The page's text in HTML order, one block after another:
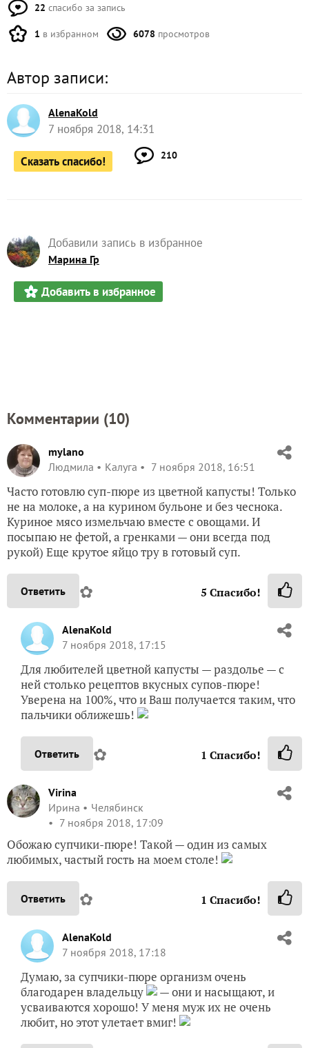
22 спасибо за запись
1 в избранном 6078 просмотров
Автор записи:
AlenaKold
7 ноября 2018, 14:31
Сказать спасибо! 210
Добавили запись в избранное
Марина Гр
Добавить в избранное
Комментарии (10)
mylano
Людмила
Калуга 7 ноября 2018, 16:51
Часто готовлю суп-пюре из цветной капусты! Только
не на молоке, а на курином бульоне и без чеснока.
Куриное мясо измельчаю вместе с овощами. И
посыпаю не фетой, а гренками — они всегда под
рукой) Еще крутое яйцо тру в готовый суп.
Ответить ✿ 5 Спасибо!
AlenaKold
7 ноября 2018, 17:15
Для любителей цветной капусты — раздолье — с
ней столько рецептов вкусных супов-пюре!
Уверена на 100%, что и Ваш получается таким, что
пальчики оближешь!
Ответить ✿ 1 Спасибо!
Virina
Ирина
Челябинск
7 ноября 2018, 17:09
Обожаю супчики-пюре! Такой — один из самых
любимых, частый гость на моем столе!
Ответить ✿ 1 Спасибо!
AlenaKold
7 ноября 2018, 17:18
Думаю, за супчики-пюре организм очень
благодарен владельцу
— они и насыщают, и
усваиваются хорошо! У меня муж их не очень
любит, но этот улетает вмиг!